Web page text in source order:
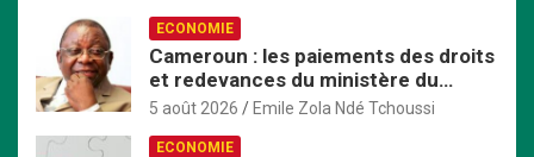
ECONOMIE
Cameroun : les paiements des droits
et redevances du ministère du
Commerce passent exclusivement
5 août 2026 Emile Zola Ndé Tchoussi
ECONOMIE